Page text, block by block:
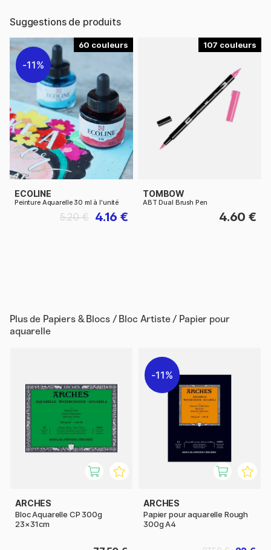
Suggestions de produits
60
11%
ECOLINE
Peinture Aquarelle 30 ml à l'unité
4.16 €
5.20 €
107
TOMBOW
ABT Dual Brush Pen
4.60 €
Plus de Papiers & Blocs / Bloc Artiste / Papier pour
aquarelle
ARCHES
Bloc Aquarelle CP 300g
23×31cm
11%
ARCHES
Papier pour aquarelle Rough
300g A4